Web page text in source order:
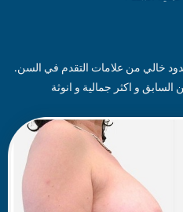
خالي من علامات التقدم في السن.